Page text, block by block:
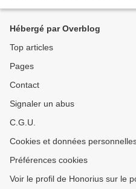
Hébergé par Overblog
Top articles
Pages
Contact
Signaler un abus
C.G.U.
Cookies et données
Préférences cookies
Voir le profil de Honorius sur le